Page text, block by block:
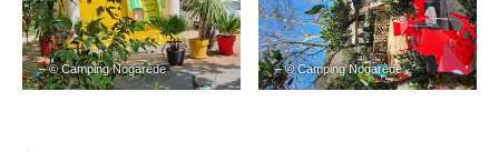
– © Camping Nogarède – © Camping Nogarède